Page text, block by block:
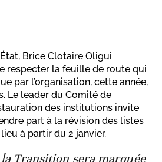
Brice Clotaire Oligui
respecter la feuille de route qui
par l’organisation, cette année,
Le leader du Comité de
des institutions invite
part à la révision des listes
à partir du 2 janvier.
Transition sera marquée